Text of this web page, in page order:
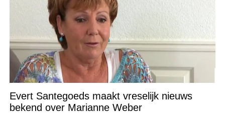
Evert Santegoeds maakt vreselijk nieuws
bekend over Marianne Weber